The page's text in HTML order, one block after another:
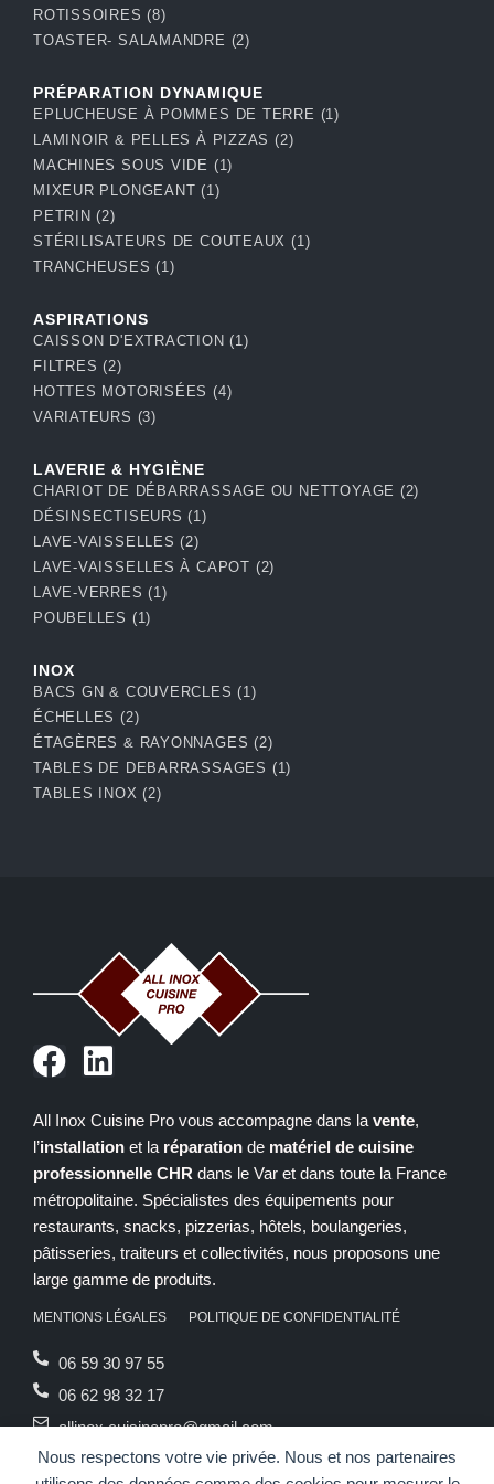
Nous respectons votre vie privée. Nous et nos partenaires
ROTISSOIRES(8)
TOASTER- SALAMANDRE (2)
PRÉPARATION DYNAMIQUE
EPLUCHEUSE À POMMES DE TERRE (1)
LAMINOIR & PELLES À PIZZAS(2)
MACHINES SOUS VIDE (1)
MIXEUR PLONGEANT(1)
PETRIN(2)
STÉRILISATEURS DE COUTEAUX(1)
TRANCHEUSES(1)
ASPIRATIONS
CAISSON D'EXTRACTION(1)
FILTRES(2)
HOTTES MOTORISÉES(4)
VARIATEURS (3)
LAVERIE & HYGIÈNE
CHARIOT DE DÉBARRASSAGE OU NETTOYAGE (2)
DÉSINSECTISEURS(1)
LAVE-VAISSELLES(2)
LAVE-VAISSELLES À CAPOT (2)
LAVE-VERRES(1)
POUBELLES (1)
INOX
BACS GN & COUVERCLES(1)
ÉCHELLES(2)
ÉTAGÈRES & RAYONNAGES(2)
TABLES DE DEBARRASSAGES (1)
TABLES INOX(2)
F
c
e
b
o
o
k
L
n
k
e
d
i
n
All Inox Cuisine Pro vous accompagne dans la vente,
l’installation et la réparation de matériel de cuisine
professionnelle CHR dans le Var et dans toute la France
métropolitaine. Spécialistes des équipements pour
restaurants, snacks, pizzerias, hôtels, boulangeries,
pâtisseries, traiteurs et collectivités, nous proposons une
large gamme de produits.
MENTIONS LÉGALES POLITIQUE DE CONFIDENTIALITÉ
06 59 30 97 55
06 62 98 32 17
allinox.cuisinepro@gmail.com
Du lundi au vendredi de 9h00 à 19h00